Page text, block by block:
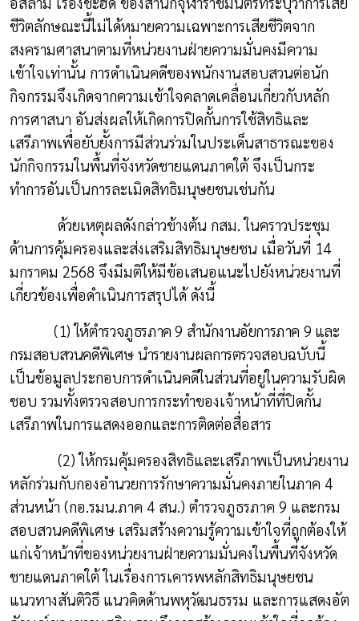
ชีวิตลักษณะนี้ไม่ได้หมายความเฉพาะการเสียชีวิตจาก
สงครามศาสนาตามที่หน่วยงานฝ่ายความมั่นคงมีความ
เข้าใจเท่านั้น การดำเนินคดีของพนักงานสอบสวนต่อนัก
กิจกรรมจึงเกิดจากความเข้าใจคลาดเคลื่อนเกี่ยวกับหลัก
การศาสนา อันส่งผลให้เกิดการปิดกั้นการใช้สิทธิและ
เสรีภาพเพื่อยับยั้งการมีส่วนร่วมในประเด็นสาธารณะของ
นักกิจกรรมในพื้นที่จังหวัดชายแดนภาคใต้ จึงเป็นกระ
ทำการอันเป็นการละเมิดสิทธิมนุษยชนเช่นกัน
ด้วยเหตุผลดังกล่าวข้างต้น กสม. ในคราวประชุม
ด้านการคุ้มครองและส่งเสริมสิทธิมนุษยชน เมื่อวันที่ 14
มกราคม 2568 จึงมีมติให้มีข้อเสนอแนะไปยังหน่วยงานที่
เกี่ยวข้องเพื่อดำเนินการสรุปได้ ดังนี้
(1) ให้ตำรวจภูธรภาค 9 สำนักงานอัยการภาค 9 และ
กรมสอบสวนคดีพิเศษ นำรายงานผลการตรวจสอบฉบับนี้
เป็นข้อมูลประกอบการดำเนินคดีในส่วนที่อยู่ในความรับผิด
ชอบ รวมทั้งตรวจสอบการกระทำของเจ้าหน้าที่ที่ปิดกั้น
เสรีภาพในการแสดงออกและการติดต่อสื่อสาร
(2) ให้กรมคุ้มครองสิทธิและเสรีภาพเป็นหน่วยงาน
หลักร่วมกับกองอำนวยการรักษาความมั่นคงภายในภาค 4
ส่วนหน้า (กอ.รมน.ภาค 4 สน.) ตำรวจภูธรภาค 9 และกรม
สอบสวนคดีพิเศษ เสริมสร้างความรู้ความเข้าใจที่ถูกต้องให้
แก่เจ้าหน้าที่ของหน่วยงานฝ่ายความมั่นคงในพื้นที่จังหวัด
ชายแดนภาคใต้ ในเรื่องการเคารพหลักสิทธิมนุษยชน
แนวทางสันติวิธี แนวคิดด้านพหุวัฒนธรรม และการแสดงอัต